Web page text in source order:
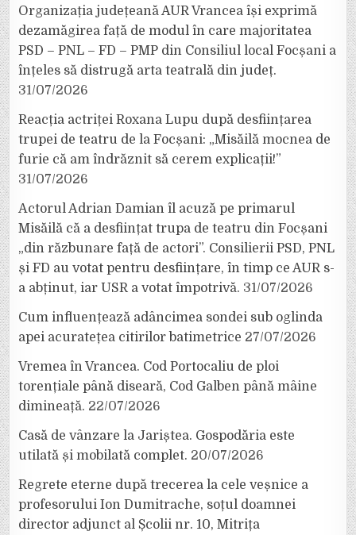
Organizația județeană AUR Vrancea își exprimă
dezamăgirea față de modul în care majoritatea
PSD – PNL – FD – PMP din Consiliul local Focșani a
înțeles să distrugă arta teatrală din județ.
31/07/2026
Reacția actriței Roxana Lupu după desființarea
trupei de teatru de la Focșani: „Misăilă mocnea de
furie că am îndrăznit să cerem explicații!”
31/07/2026
Actorul Adrian Damian îl acuză pe primarul
Misăilă că a desființat trupa de teatru din Focșani
„din răzbunare față de actori”. Consilierii PSD, PNL
și FD au votat pentru desființare, în timp ce AUR s-
a abținut, iar USR a votat împotrivă. 31/07/2026
Cum influențează adâncimea sondei sub oglinda
apei acuratețea citirilor batimetrice 27/07/2026
Vremea în Vrancea. Cod Portocaliu de ploi
torențiale până diseară, Cod Galben până mâine
dimineață. 22/07/2026
Casă de vânzare la Jariștea. Gospodăria este
utilată și mobilată complet. 20/07/2026
Regrete eterne după trecerea la cele veșnice a
profesorului Ion Dumitrache, soțul doamnei
director adjunct al Școlii nr. 10, Mitrița